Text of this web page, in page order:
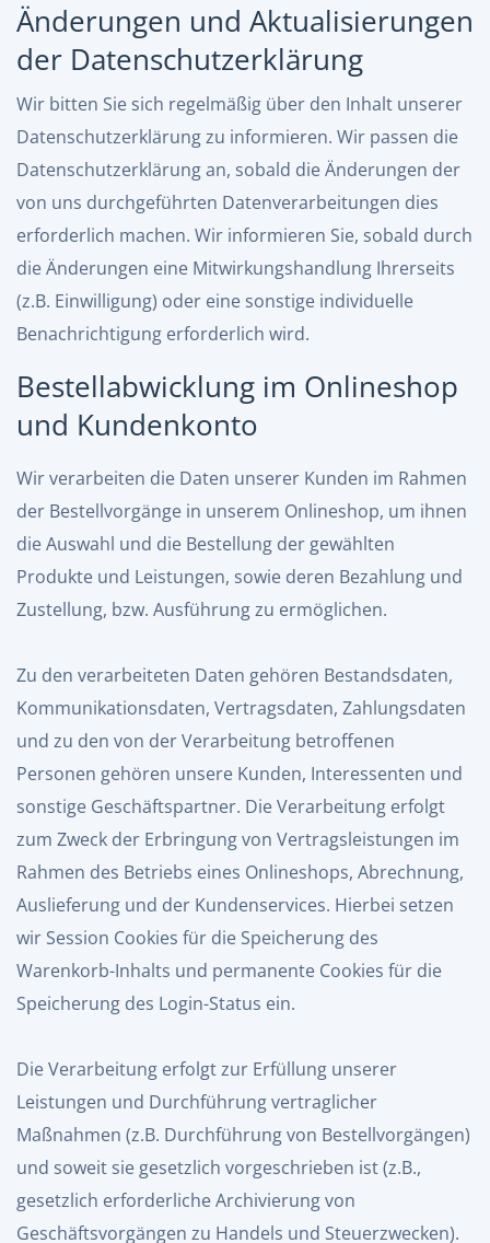
Änderungen und Aktualisierungen
der Datenschutzerklärung
Wir bitten Sie sich regelmäßig über den Inhalt unserer
Datenschutzerklärung zu informieren. Wir passen die
Datenschutzerklärung an, sobald die Änderungen der
von uns durchgeführten Datenverarbeitungen dies
erforderlich machen. Wir informieren Sie, sobald durch
die Änderungen eine Mitwirkungshandlung Ihrerseits
(z.B. Einwilligung) oder eine sonstige individuelle
Benachrichtigung erforderlich wird.
Bestellabwicklung im Onlineshop
und Kundenkonto
Wir verarbeiten die Daten unserer Kunden im Rahmen
der Bestellvorgänge in unserem Onlineshop, um ihnen
die Auswahl und die Bestellung der gewählten
Produkte und Leistungen, sowie deren Bezahlung und
Zustellung, bzw. Ausführung zu ermöglichen.
Zu den verarbeiteten Daten gehören Bestandsdaten,
Kommunikationsdaten, Vertragsdaten, Zahlungsdaten
und zu den von der Verarbeitung betroffenen
Personen gehören unsere Kunden, Interessenten und
sonstige Geschäftspartner. Die Verarbeitung erfolgt
zum Zweck der Erbringung von Vertragsleistungen im
Rahmen des Betriebs eines Onlineshops, Abrechnung,
Auslieferung und der Kundenservices. Hierbei setzen
wir Session Cookies für die Speicherung des
Warenkorb-Inhalts und permanente Cookies für die
Speicherung des Login-Status ein.
Die Verarbeitung erfolgt zur Erfüllung unserer
Leistungen und Durchführung vertraglicher
Maßnahmen (z.B. Durchführung von Bestellvorgängen)
und soweit sie gesetzlich vorgeschrieben ist (z.B.,
gesetzlich erforderliche Archivierung von
Geschäftsvorgängen zu Handels und Steuerzwecken).